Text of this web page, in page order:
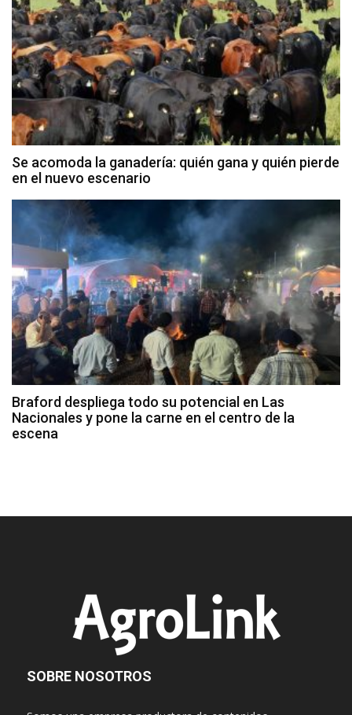
Se acomoda la ganadería: quién gana y quién pierde
en el nuevo escenario
Braford despliega todo su potencial en Las
Nacionales y pone la carne en el centro de la
escena
SOBRE NOSOTROS